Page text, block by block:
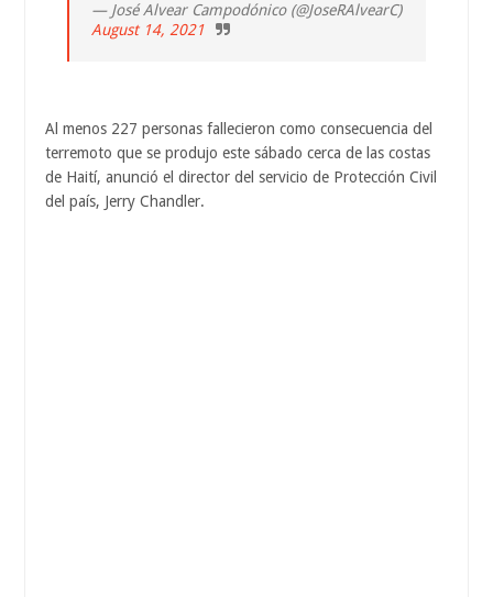
— José Alvear Campodónico (@JoseRAlvearC)
August 14, 2021
Al menos 227 personas fallecieron como consecuencia del
terremoto que se produjo este sábado cerca de las costas
de Haití, anunció el director del servicio de Protección Civil
del país, Jerry Chandler.